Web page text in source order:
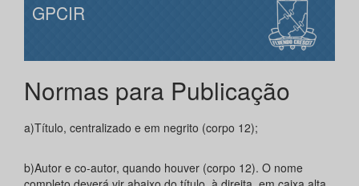
GPCIR
Normas para Publicação
a)Título, centralizado e em negrito (corpo 12);
b)Autor e co-autor, quando houver (corpo 12). O nome